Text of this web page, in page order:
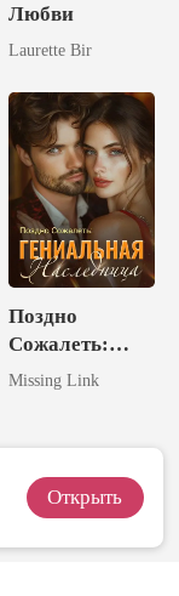
Любви
Laurette Bir
Поздно
Сожалеть:
Гениальная
Missing Link
Открыть